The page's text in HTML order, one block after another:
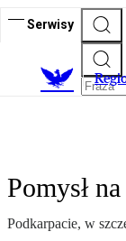
Serwisy
R
Pomysł
Podkarpacie, w